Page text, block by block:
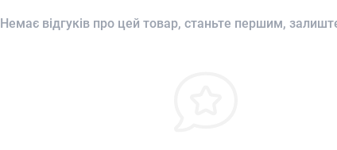
Немає відгуків про цей товар, станьте першим, залиште